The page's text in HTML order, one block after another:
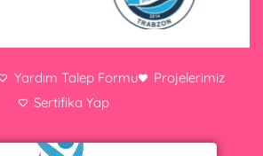
Yardım Talep Formu
Projelerimiz
Sertifika Yap